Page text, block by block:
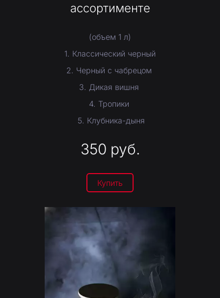
ассортименте
(объем 1 л)
1. Классический черный
2. Черный с чабрецом
3. Дикая вишня
4. Тропики
5. Клубника-дыня
350 руб.
Купить